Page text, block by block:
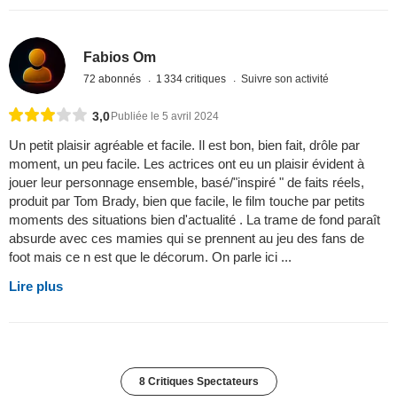
Fabios Om
72 abonnés 1 334 critiques Suivre son activité
3,0 Publiée le 5 avril 2024
Un petit plaisir agréable et facile. Il est bon, bien fait, drôle par
moment, un peu facile. Les actrices ont eu un plaisir évident à
jouer leur personnage ensemble, basé/"inspiré " de faits réels,
produit par Tom Brady, bien que facile, le film touche par petits
moments des situations bien d'actualité . La trame de fond paraît
absurde avec ces mamies qui se prennent au jeu des fans de
foot mais ce n est que le décorum. On parle ici ...
Lire plus
8 Critiques Spectateurs